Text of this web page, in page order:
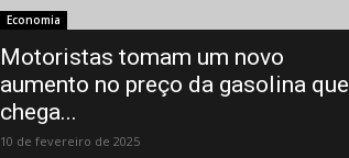
Economia
Motoristas tomam um novo
aumento no preço da gasolina que
chega...
10 de fevereiro de 2025